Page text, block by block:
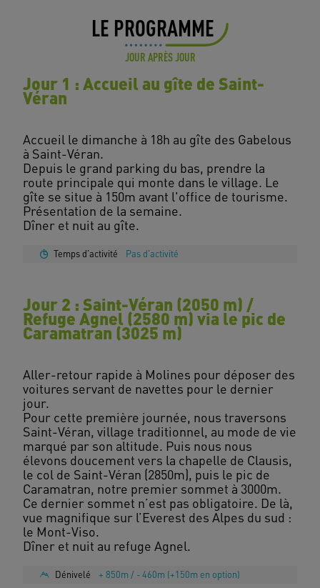
LE PROGRAMME
JOUR APRÈS JOUR
Jour 1 : Accueil au gîte de Saint-
Véran
Accueil le dimanche à 18h au gîte des Gabelous
à Saint-Véran.
Depuis le grand parking du bas, prendre la
route principale qui monte dans le village. Le
gîte se situe à 150m avant l'office de tourisme.
Présentation de la semaine.
Temps d'activité Pas d'activité
Jour 2 : Saint-Véran (2050 m) /
Refuge Agnel (2580 m) via le pic de
Caramatran (3025 m)
Aller-retour rapide à Molines pour déposer des
voitures servant de navettes pour le dernier
jour.
Pour cette première journée, nous traversons
Saint-Véran, village traditionnel, au mode de vie
marqué par son altitude. Puis nous nous
élevons doucement vers la chapelle de Clausis,
le col de Saint-Véran (2850m), puis le pic de
Caramatran, notre premier sommet à 3000m.
Ce dernier sommet n’est pas obligatoire. De là,
vue magnifique sur l’Everest des Alpes du sud :
le Mont-Viso.
Dénivelé + 850m / - 460m (+150m en option)